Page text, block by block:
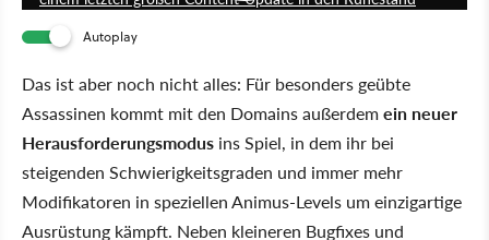
Autoplay
Das ist aber noch nicht alles: Für besonders geübte
Assassinen kommt mit den Domains außerdemein neuer
Herausforderungsmodus ins Spiel, in dem ihr bei
steigenden Schwierigkeitsgraden und immer mehr
Modifikatoren in speziellen Animus-Levels um einzigartige
Ausrüstung kämpft. Neben kleineren Bugfixes und